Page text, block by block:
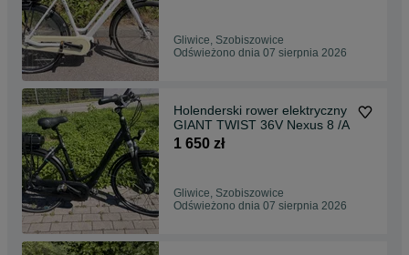
Gliwice, Szobiszowice
Odświeżono dnia 07 sierpnia 2026
Holenderski rower elektryczny
GIANT TWIST 36V Nexus 8 /A
1 650 zł
Gliwice, Szobiszowice
Odświeżono dnia 07 sierpnia 2026